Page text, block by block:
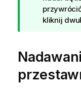
k
a
kliknij